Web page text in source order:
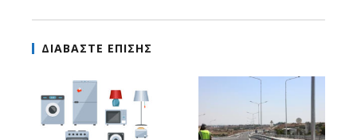
ΔΙΑΒΑΣΤΕ ΕΠΙΣΗΣ